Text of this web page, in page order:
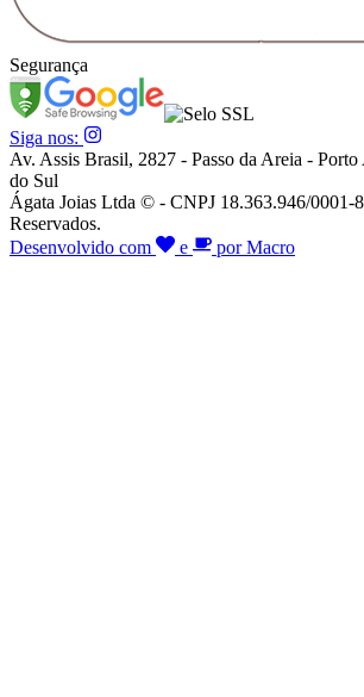
Segurança
Siga nos:
Av. Assis Brasil, 2827 - Passo da Areia -
do Sul
Ágata Joias Ltda © - CNPJ 18.363.946/0001-
Reservados.
Desenvolvido com
e por Macro